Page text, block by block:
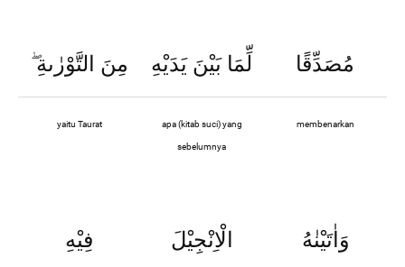
مِنَ التَّوْرٰىةِ لِّمَا بَيْنَ يَدَيْهِ مُصَدِّقًا
yaitu Taurat apa (kitab suci) yang
sebelumnya
membenarkan
فِيْهِ الْاِنْجِيْلَ وَاٰتَيْنٰهُ